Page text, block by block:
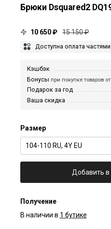
Брюки Dsquared2
10 650 ₽ 15 150 ₽
Доступна оплата частями
Кэшбэк
Бонусы при покупке товаров
Подарок за год
Ваша скидка
Размер
104-110 RU, 4Y EU
Добавить в
Получение
В наличии в 1 бутике